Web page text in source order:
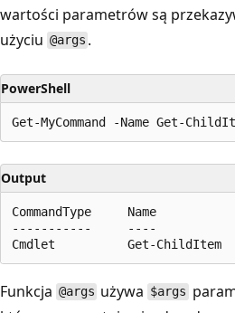
wartości parametrów są
użyciu @args .
PowerShell
Output
CommandType     Name
-----------     ----
Funkcja @args używa $args